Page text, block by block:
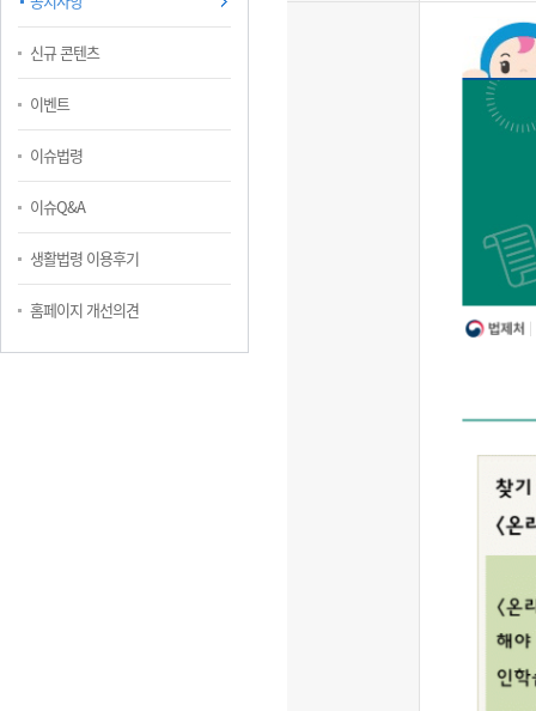
신규 콘텐츠
이벤트
이슈법령
이슈Q&A
생활법령 이용후기
홈페이지 개선의견